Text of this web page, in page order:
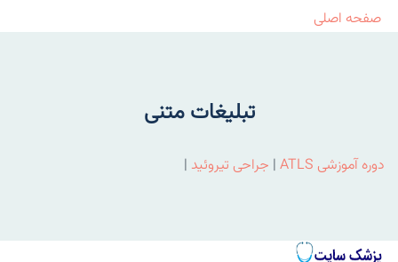
صفحه اصلی
تبلیغات متنی
دوره آموزشی ATLS | جراحی تیروئید |